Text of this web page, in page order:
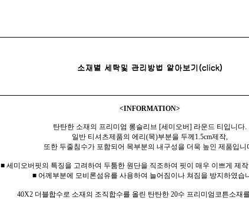
<INFORMATION>
탄탄한 소재의 프리미엄 롱슬리브 [세미오버] 라운드 티입니다.
일반 티셔츠제품의 에리(목)부분을 두께1.5cm제작,
또한 두줄침수가 포함되어 목부분의 내구성을 더욱 높인 제품입니
■ 세미오버핏의 특징을 고려하여 두툼한 원단을 직조하여 핏이 매우 이쁘게 제
■ 어께부분에 모비론섬유를 사용하여 늘어짐이나 쳐짐을 방지하였습
40X2 더블합수로 소재의 조직합수를 올린 탄탄한 20수 프리미엄코튼소재